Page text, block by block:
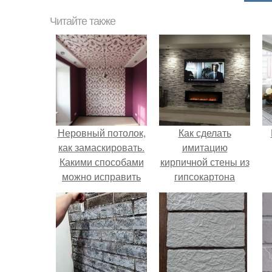
Читайте также
Неровный потолок,
как замаскировать.
Какими способами
можно исправить
низкий и кривой
потолок
Как сделать
имитацию
кирпичной стены из
гипсокартона
своими руками:
пошаговая
инструкция